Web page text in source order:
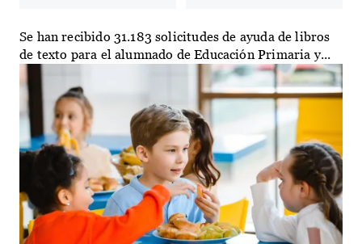
Se han recibido 31.183 solicitudes de ayuda de libros
de texto para el alumnado de Educación Primaria y...